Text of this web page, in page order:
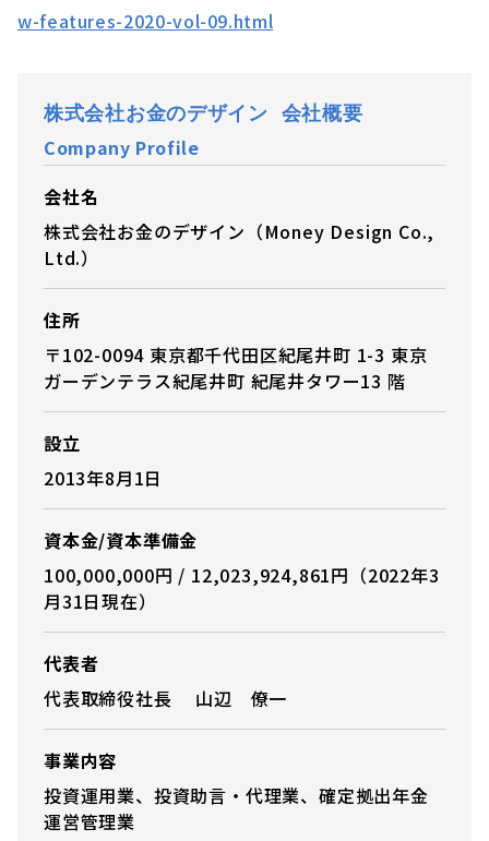
w-features-2020-vol-09.html
株式会社お金のデザイン 会社概要
Company Profile
会社名
株式会社お金のデザイン（Money Design Co.,
Ltd.）
住所
〒102-0094 東京都千代田区紀尾井町 1-3 東京
ガーデンテラス紀尾井町 紀尾井タワー13 階
設立
2013年8月1日
資本金/資本準備金
100,000,000円 / 12,023,924,861円（2022年3
月31日現在）
代表者
代表取締役社長 山辺 僚一
事業内容
投資運用業、投資助言・代理業、確定拠出年金
運営管理業